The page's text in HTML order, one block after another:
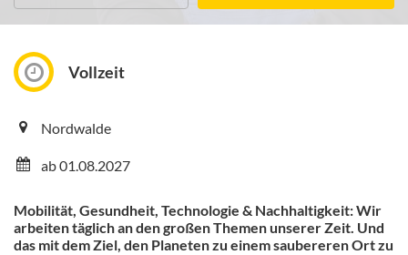
Vollzeit
Nordwalde
ab 01.08.2027
Mobilität, Gesundheit, Technologie & Nachhaltigkeit: Wir
arbeiten täglich an den großen Themen unserer Zeit. Und
das mit dem Ziel, den Planeten zu einem saubereren Ort zu